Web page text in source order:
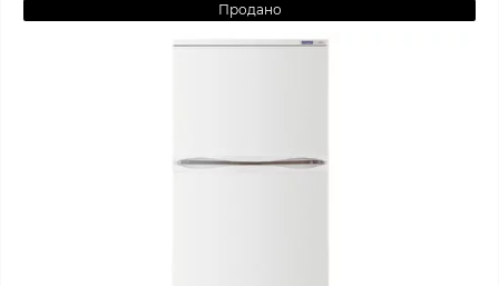
Продано